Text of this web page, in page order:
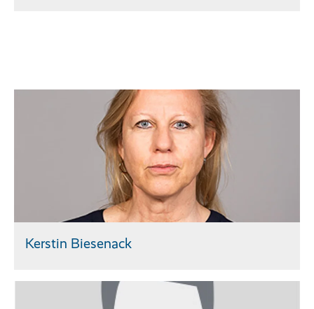
Kerstin Biesenack